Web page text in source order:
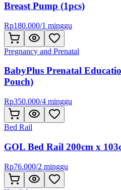
Breast Pump (1pcs)
Rp180.000/1 minggu
Pregnancy and Prenatal
BabyPlus Prenatal
Pouch)
Rp350.000/4 minggu
Bed Rail
GOL Bed Rail 200cm x
Rp76.000/2 minggu